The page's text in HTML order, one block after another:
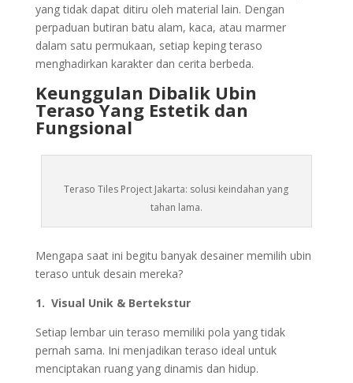
yang tidak dapat ditiru oleh material lain. Dengan
perpaduan butiran batu alam, kaca, atau marmer
dalam satu permukaan, setiap keping teraso
menghadirkan karakter dan cerita berbeda.
Keunggulan Dibalik Ubin
Teraso Yang Estetik dan
Fungsional
Teraso Tiles Project Jakarta: solusi keindahan yang
tahan lama.
Mengapa saat ini begitu banyak desainer memilih ubin
teraso untuk desain mereka?
1. Visual Unik & Bertekstur
Setiap lembar uin teraso memiliki pola yang tidak
pernah sama. Ini menjadikan teraso ideal untuk
menciptakan ruang yang dinamis dan hidup.